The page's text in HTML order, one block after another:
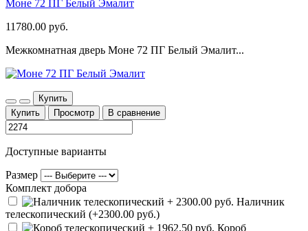
Моне 72 ПГ Белый Эмалит
11780.00 руб.
Межкомнатная дверь Моне 72 ПГ Белый Эмалит...
Купить
Купить
Просмотр В сравнение
Доступные варианты
Размер
Комплект добора
Наличник
телескопический (+2300.00 руб.)
Короб